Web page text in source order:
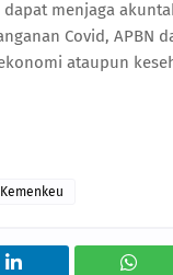
menjaga
Covid, APBN
ataupun